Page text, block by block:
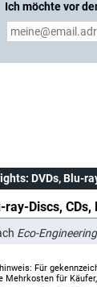
Ich möchte vor
: DVDs, Blu-
ray-Discs,
Eco-Engineering
Für
Mehrkosten für